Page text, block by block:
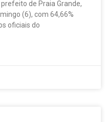
de Praia Grande,
(6), com 64,66%
oficiais do